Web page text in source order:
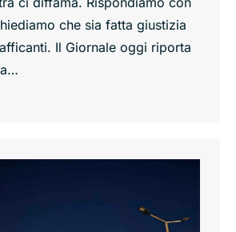
che sia fatta giustizia
Il Giornale oggi riporta